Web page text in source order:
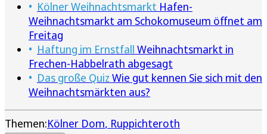
Kölner Weihnachtsmarkt Hafen-
Weihnachtsmarkt am Schokomuseum öffnet am
Freitag
Haftung im Ernstfall Weihnachtsmarkt in
Frechen-Habbelrath abgesagt
Das große Quiz Wie gut kennen Sie sich mit den
Weihnachtsmärkten aus?
Themen:Kölner Dom Ruppichteroth